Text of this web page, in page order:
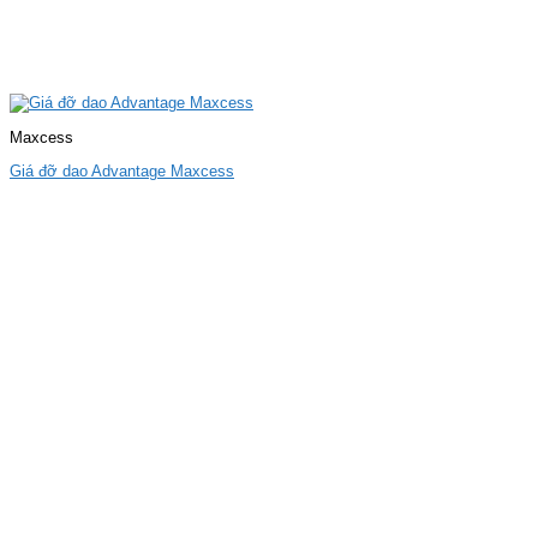
Maxcess
Giá đỡ dao Advantage Maxcess